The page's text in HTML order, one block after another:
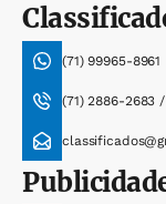
(71) 99965-8961
(71) 2886-2683